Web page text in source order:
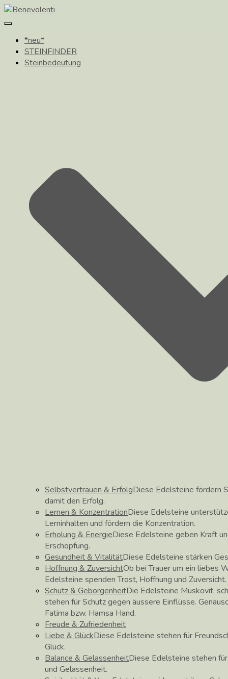
Toggle
*neu*
STEINFINDER
Steinbedeutung
Selbstvertrauen & ErfolgDiese Edelsteine fördern
damit den Erfolg.
Lernen & KonzentrationDiese Edelsteine
Lerninhalten und fördern die Konzentration.
Erholung & EnergieDiese Edelsteine geben Kraft
Erschöpfung.
Gesundheit & VitalitätDiese Edelsteine stärken
Hoffnung & ZuversichtOb bei Trauer um ein liebes
Edelsteine spenden Trost, Hoffnung und Zuversicht.
Schutz & GeborgenheitDie Edelsteine Muskovit,
stehen für Schutz gegen äussere Einflüsse.
Fatima bzw. Hamsa Hand.
Freude & Zufriedenheit
Liebe & GlückDiese Edelsteine stehen für
Glück.
Balance & GelassenheitDiese Edelsteine stehen
und Gelassenheit.